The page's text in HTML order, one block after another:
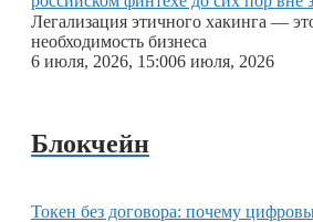
Легализация этичного хакинга —
необходимость бизнеса
6 июля, 2026, 15:006 июля, 2026
Блокчейн
Токен без договора: почему